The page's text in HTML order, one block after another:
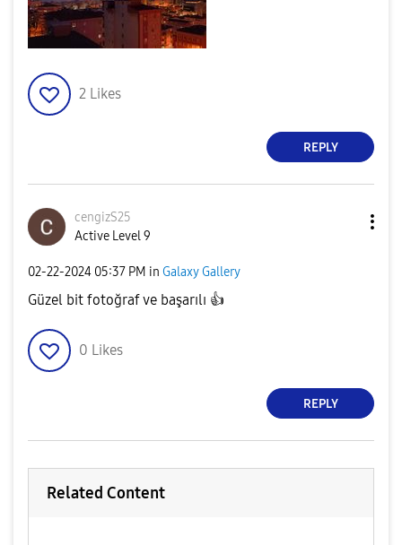
2 Likes
REPLY
cengizS25
Active Level 9
‎02-22-2024 05:37 PM in Galaxy Gallery
Güzel bit fotoğraf ve başarılı 👍
0 Likes
REPLY
Related Content